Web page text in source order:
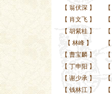
【 翁伏深】 【
【 肖文飞】 【
【 胡紫桂】 【
【 林峰】 【
【 曹宝麟】 【
【 丁申阳 】 【
【 谢少承】 【
【 钱林江】 【